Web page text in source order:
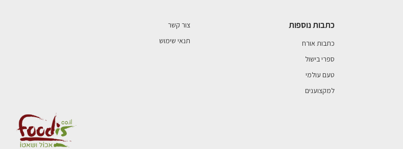
כתבות נוספות
כתבות אורח
ספרי בישול
טעם עולמי
למקצוענים
צור קשר
תנאי שימוש